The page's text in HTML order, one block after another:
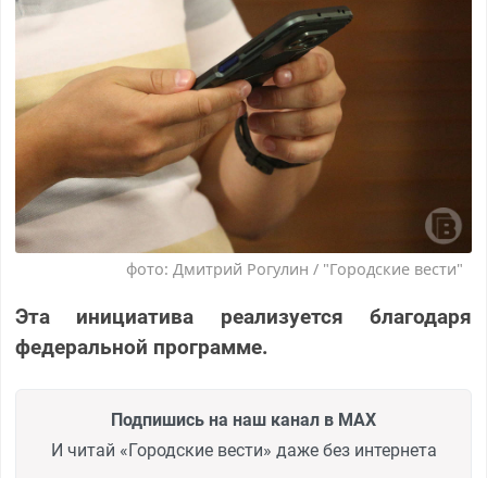
фото: Дмитрий Рогулин / "Городские вести"
Эта инициатива реализуется благодаря
федеральной программе.
Подпишись на наш канал в MAX
И читай «Городские вести» даже без интернета